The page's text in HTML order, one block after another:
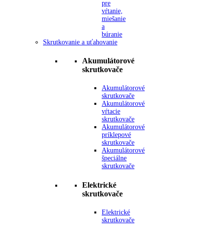
pre
vŕtanie,
miešanie
a
búranie
Skrutkovanie a uťahovanie
Akumulátorové
skrutkovače
Akumulátorové
skrutkovače
Akumulátorové
vŕtacie
skrutkovače
Akumulátorové
príklepové
skrutkovače
Akumulátorové
špeciálne
skrutkovače
Elektrické
skrutkovače
Elektrické
skrutkovače